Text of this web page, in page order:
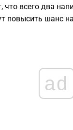
всего два
повысить шанс
ad